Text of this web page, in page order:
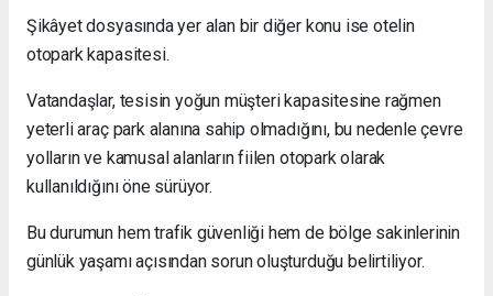
Şikâyet dosyasında yer alan bir diğer konu ise otelin
otopark kapasitesi.
Vatandaşlar, tesisin yoğun müşteri kapasitesine rağmen
yeterli araç park alanına sahip olmadığını, bu nedenle çevre
yolların ve kamusal alanların fiilen otopark olarak
kullanıldığını öne sürüyor.
Bu durumun hem trafik güvenliği hem de bölge sakinlerinin
günlük yaşamı açısından sorun oluşturduğu belirtiliyor.